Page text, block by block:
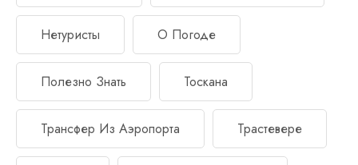
Нетуристы О Погоде
Полезно Знать Тоскана
Трансфер Из Аэропорта Трастевере